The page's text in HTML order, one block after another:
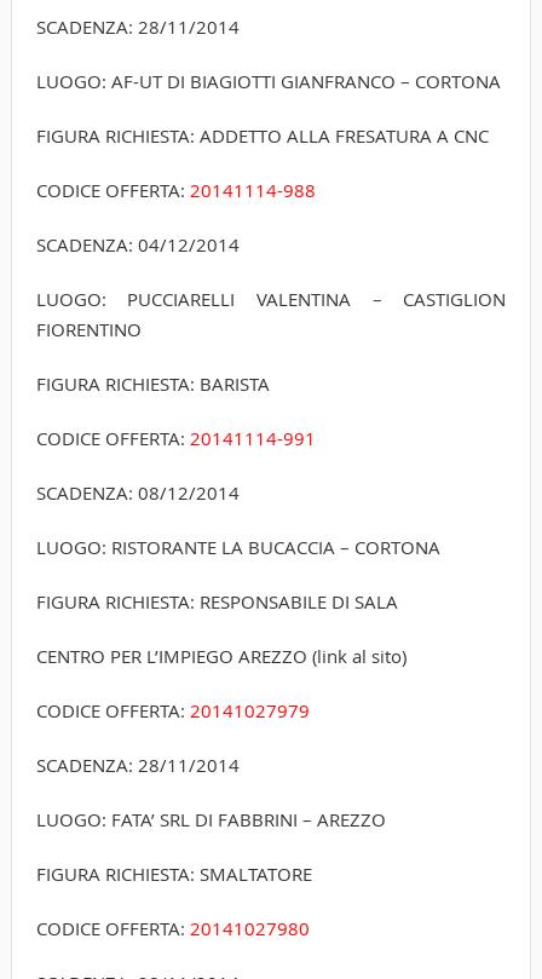
SCADENZA: 28/11/2014
LUOGO: AF-UT DI BIAGIOTTI GIANFRANCO – CORTONA
FIGURA RICHIESTA: ADDETTO ALLA FRESATURA A CNC
CODICE OFFERTA: 20141114-988
SCADENZA: 04/12/2014
LUOGO: PUCCIARELLI VALENTINA – CASTIGLION
FIORENTINO
FIGURA RICHIESTA: BARISTA
CODICE OFFERTA: 20141114-991
SCADENZA: 08/12/2014
LUOGO: RISTORANTE LA BUCACCIA – CORTONA
FIGURA RICHIESTA: RESPONSABILE DI SALA
CENTRO PER L’IMPIEGO AREZZO (link al sito)
CODICE OFFERTA: 20141027­979
SCADENZA: 28/11/2014
LUOGO: FATA’ SRL DI FABBRINI – AREZZO
FIGURA RICHIESTA: SMALTATORE
CODICE OFFERTA: 20141027­980